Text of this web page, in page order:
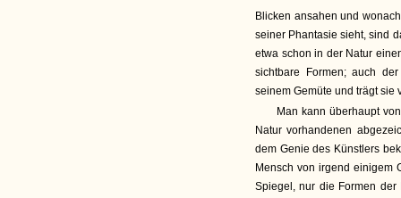
Blicken ansahen und
seiner Phantasie sieht, sind
etwa schon in der Natur
sichtbare Formen; auch
seinem Gemüte und trägt sie
Man kann überhaupt
Natur vorhandenen
dem Genie des Künstlers
Mensch von irgend einigem
Spiegel, nur die Formen